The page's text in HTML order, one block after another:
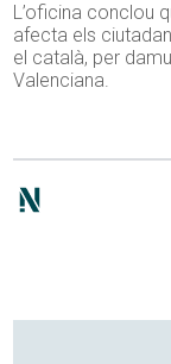
L’oficina conclou
afecta els
el català, per
Valenciana.